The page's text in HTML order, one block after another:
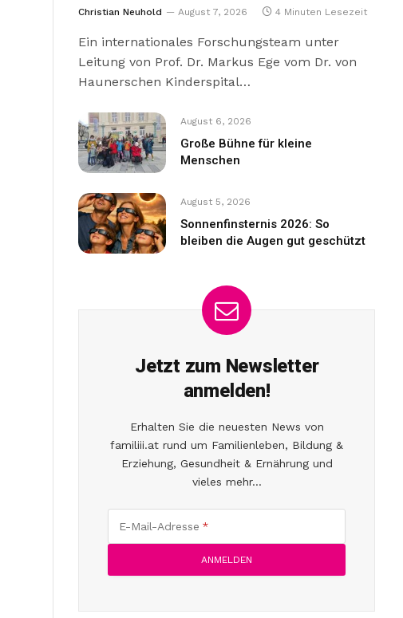
Christian Neuhold August 7, 2026 4 Minuten Lesezeit
Ein internationales Forschungsteam unter
Leitung von Prof. Dr. Markus Ege vom Dr. von
Haunerschen Kinderspital…
August 6, 2026
Große Bühne für kleine
Menschen
August 5, 2026
Sonnenfinsternis 2026: So
bleiben die Augen gut geschützt
Jetzt zum Newsletter
anmelden!
Erhalten Sie die neuesten News von
familiii.at rund um Familienleben, Bildung &
Erziehung, Gesundheit & Ernährung und
vieles mehr...
E-Mail-Adresse